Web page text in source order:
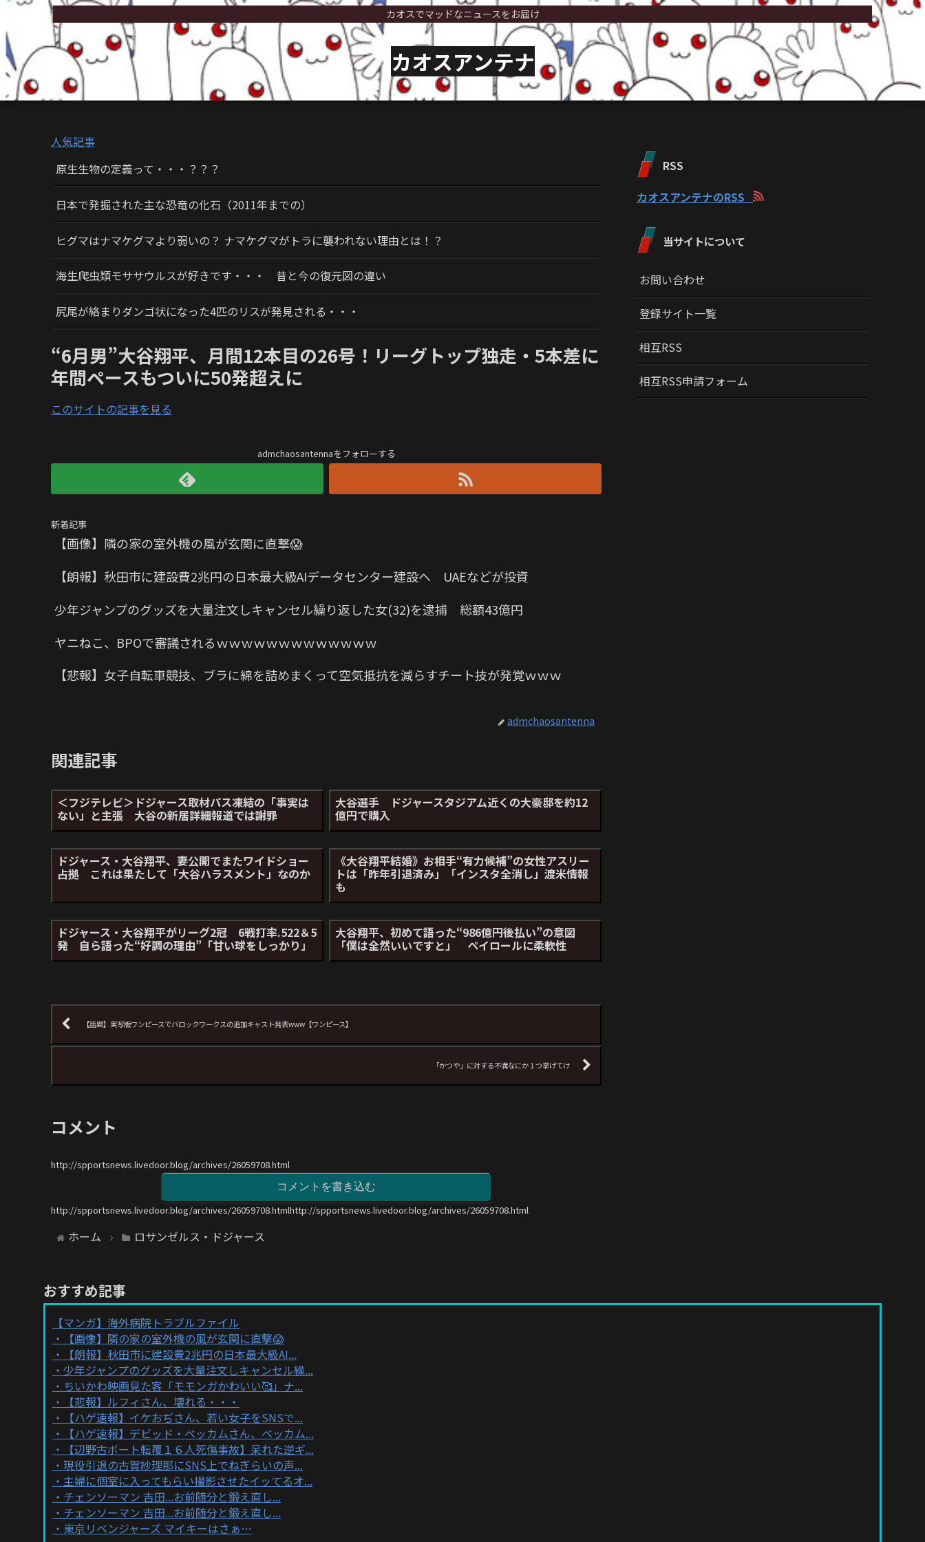
カオスでマッドなニュースをお届け
カオスアンテナ
人気記事
原生生物の定義って・・・？？？
日本で発掘された主な恐竜の化石（2011年までの）
ヒグマはナマケグマより弱いの？ ナマケグマがトラに襲われない理由とは！？
海生爬虫類モササウルスが好きです・・・ 昔と今の復元図の違い
尻尾が絡まりダンゴ状になった4匹のリスが発見される・・・
“6月男”大谷翔平、月間12本目の26号！リーグトップ独走・5本差に
年間ペースもついに50発超えに
このサイトの記事を見る
admchaosantennaをフォローする
新着記事
【画像】隣の家の室外機の風が玄関に直撃😱
【朗報】秋田市に建設費2兆円の日本最大級AIデータセンター建設へ UAEなどが投資
少年ジャンプのグッズを大量注文しキャンセル繰り返した女(32)を逮捕 総額43億円
ヤニねこ、BPOで審議されるｗｗｗｗｗｗｗｗｗｗｗｗｗ
【悲報】女子自転車競技、ブラに綿を詰めまくって空気抵抗を減らすチート技が発覚ｗｗｗ
admchaosantenna
関連記事
＜フジテレビ＞ドジャース取材パス凍結の「事実は
ない」と主張 大谷の新居詳細報道では謝罪
大谷選手 ドジャースタジアム近くの大豪邸を約12
億円で購入
ドジャース・大谷翔平、妻公開でまたワイドショー
占拠 これは果たして「大谷ハラスメント」なのか
《大谷翔平結婚》お相手“有力候補”の女性アスリー
トは「昨年引退済み」「インスタ全消し」渡米情報
も
ドジャース・大谷翔平がリーグ2冠 6戦打率.522＆5
発 自ら語った“好調の理由”「甘い球をしっかり」
大谷翔平、初めて語った“986億円後払い”の意図
「僕は全然いいですと」 ペイロールに柔軟性
【話題】実写版ワンピースでバロックワークスの追加キャスト発表www【ワンピース】
「かつや」に対する不満なにか１つ挙げてけ
コメント
http://spportsnews.livedoor.blog/archives/26059708.html
コメントを書き込む
http://spportsnews.livedoor.blog/archives/26059708.htmlhttp://spportsnews.livedoor.blog/archives/26059708.html
ホーム ロサンゼルス・ドジャース
RSS
カオスアンテナのRSS
当サイトについて
お問い合わせ
登録サイト一覧
相互RSS
相互RSS申請フォーム
おすすめ記事
【マンガ】海外病院トラブルファイル
【画像】隣の家の室外機の風が玄関に直撃😱
【朗報】秋田市に建設費2兆円の日本最大級AI...
少年ジャンプのグッズを大量注文しキャンセル繰...
ちいかわ映画見た客「モモンガかわいい🥰」ナ...
【悲報】ルフィさん、壊れる・・・
【ハゲ速報】イケおぢさん、若い女子をSNSで...
【ハゲ速報】デビッド・ベッカムさん、ベッカム...
【辺野古ボート転覆１６人死傷事故】呆れた逆ギ...
現役引退の古賀紗理那にSNS上でねぎらいの声...
主婦に個室に入ってもらい撮影させたイッてるオ...
チェンソーマン 吉田...お前随分と鍛え直し...
チェンソーマン 吉田...お前随分と鍛え直し...
東京リベンジャーズ マイキーはさぁ…